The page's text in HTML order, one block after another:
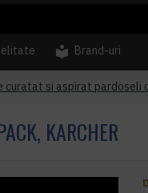
Brand-uri
curatat si aspirat pardoseli
KARCHER